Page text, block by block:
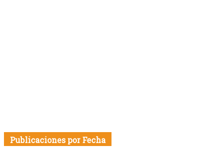
Publicaciones por Fecha